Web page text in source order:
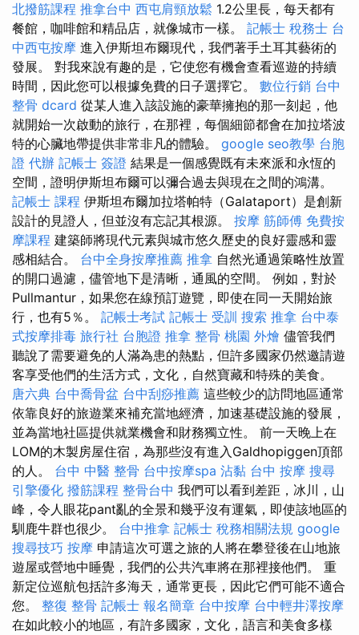
北撥筋課程 推拿台中 西屯肩頸放鬆 1.2公里長，每天都有
餐館，咖啡館和精品店，就像城市一樣。 記帳士 稅務士 台
中西屯按摩 進入伊斯坦布爾現代，我們著手土耳其藝術的
發展。 對我來說有趣的是，它使您有機會查看巡遊的持續
時間，因此您可以根據免費的日子選擇它。 數位行銷 台中
整骨 dcard 從某人進入該設施的豪華擁抱的那一刻起，他
就開始一次啟動的旅行，在那裡，每個細節都會在加拉塔波
特的心臟地帶提供非常非凡的體驗。 google seo教學 台胞
證 代辦 記帳士 簽證 結果是一個感覺既有未來派和永恆的
空間，證明伊斯坦布爾可以彌合過去與現在之間的鴻溝。
記帳士 課程 伊斯坦布爾加拉塔帕特（Galataport）是創新
設計的見證人，但並沒有忘記其根源。 按摩 筋師傅 免費按
摩課程 建築師將現代元素與城市悠久歷史的良好靈感和靈
感相結合。 台中全身按摩推薦 推拿 自然光通過策略性放置
的開口過濾，儘管地下是清晰，通風的空間。 例如，對於
Pullmantur，如果您在線預訂遊覽，即使在同一天開始旅
行，也有5％。 記帳士考試 記帳士 受訓 搜索 推拿 台中泰
式按摩排毒 旅行社 台胞證 推拿 整骨 桃園 外燴 儘管我們
聽說了需要避免的人滿為患的熱點，但許多國家仍然邀請遊
客享受他們的生活方式，文化，自然寶藏和特殊的美食。
唐六典 台中喬骨盆 台中刮痧推薦 這些較少的訪問地區通常
依靠良好的旅遊業來補充當地經濟，加速基礎設施的發展，
並為當地社區提供就業機會和財務獨立性。 前一天晚上在
LOM的木製房屋住宿，為那些沒有進入Galdhopiggen頂部
的人。 台中 中醫 整骨 台中按摩spa 沾黏 台中 按摩 搜尋
引擎優化 撥筋課程 整骨台中 我們可以看到差距，冰川，山
峰，令人眼花pant亂的全景和幾乎沒有運氣，即使該地區的
馴鹿牛群也很少。 台中推拿 記帳士 稅務相關法規 google
搜尋技巧 按摩 申請這次可選之旅的人將在攀登後在山地旅
遊屋或營地中睡覺，我們的公共汽車將在那裡接他們。 重
新定位巡航包括許多海天，通常更長，因此它們可能不適合
您。 整復 整骨 記帳士 報名簡章 台中按摩 台中輕井澤按摩
在如此較小的地區，有許多國家，文化，語言和美食多樣